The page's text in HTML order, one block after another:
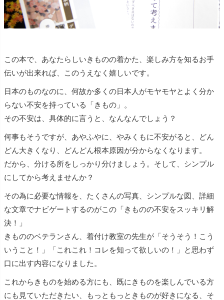
この本で、あなたらしいきものの着かた、楽しみ方を知るお手
伝いが出来れば、このうえなく嬉しいです。
日本のものなのに、何故か多くの日本人がモヤモヤとよく分か
らない不安を持っている「きもの」。
その不安は、具体的に言うと、なんなんでしょう？
何事もそうですが、あやふやに、やみくもに不安がると、どん
どん大きくなり、どんどん根本原因が分からなくなります。
だから、分ける所をしっかり分けましょう。そして、シンプル
にしてから考えませんか？
その為に必要な情報を、たくさんの写真、シンプルな図、詳細
な文章でナビゲートするのがこの「きものの不安をスッキリ解
決！」
きもののベテランさん、着付け教室の先生が「そうそう！こう
いうこと！」「これこれ！コレを知って欲しいの！」と思わず
口に出す内容になりました。
これからきものを始める方にも、既にきものを楽しんでいる方
にも見ていただきたい、もっともっときものが好きになる、そ